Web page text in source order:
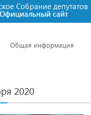
Cобрание депутатов
сайт
Общая информация
2020